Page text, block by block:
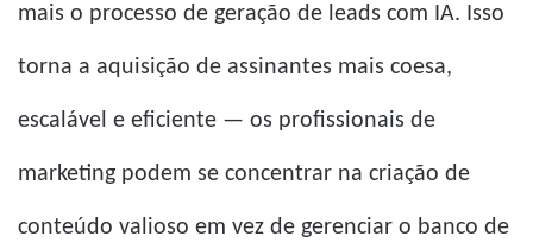
mais o processo de geração de leads com IA. Isso
torna a aquisição de assinantes mais coesa,
escalável e eficiente — os profissionais de
marketing podem se concentrar na criação de
conteúdo valioso em vez de gerenciar o banco de